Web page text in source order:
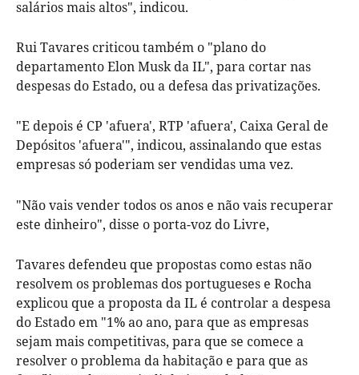
salários mais altos", indicou.
Rui Tavares criticou também o "plano do
departamento Elon Musk da IL", para cortar nas
despesas do Estado, ou a defesa das privatizações.
"E depois é CP 'afuera', RTP 'afuera', Caixa Geral de
Depósitos 'afuera'", indicou, assinalando que estas
empresas só poderiam ser vendidas uma vez.
"Não vais vender todos os anos e não vais recuperar
este dinheiro", disse o porta-voz do Livre,
Tavares defendeu que propostas como estas não
resolvem os problemas dos portugueses e Rocha
explicou que a proposta da IL é controlar a despesa
do Estado em "1% ao ano, para que as empresas
sejam mais competitivas, para que se comece a
resolver o problema da habitação e para que as